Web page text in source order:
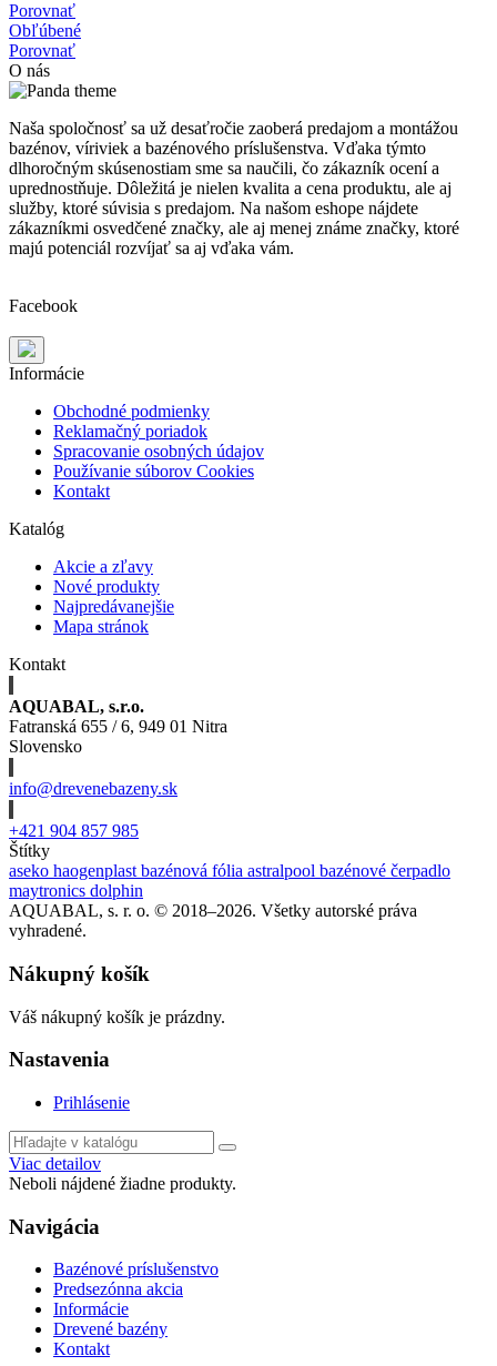
Porovnať
Obľúbené
Porovnať
O nás
Naša spoločnosť sa už desaťročie zaoberá predajom a montážou
bazénov, víriviek a bazénového príslušenstva. Vďaka týmto
dlhoročným skúsenostiam sme sa naučili, čo zákazník ocení a
uprednostňuje. Dôležitá je nielen kvalita a cena produktu, ale aj
služby, ktoré súvisia s predajom. Na našom eshope nájdete
zákazníkmi osvedčené značky, ale aj menej známe značky, ktoré
majú potenciál rozvíjať sa aj vďaka vám.
Facebook
Informácie
Obchodné podmienky
Reklamačný poriadok
Spracovanie osobných údajov
Používanie súborov Cookies
Kontakt
Katalóg
Akcie a zľavy
Nové produkty
Najpredávanejšie
Mapa stránok
Kontakt
AQUABAL, s.r.o.
Fatranská 655 / 6, 949 01 Nitra
Slovensko
info@drevenebazeny.sk
+421 904 857 985
Štítky
aseko haogenplast bazénová fólia astralpool bazénové čerpadlo
maytronics dolphin
AQUABAL, s. r. o. © 2018–2026. Všetky autorské práva
vyhradené.
Nákupný košík
Váš nákupný košík je prázdny.
Nastavenia
Prihlásenie
Viac detailov
Neboli nájdené žiadne produkty.
Navigácia
Bazénové príslušenstvo
Predsezónna akcia
Informácie
Drevené bazény
Kontakt